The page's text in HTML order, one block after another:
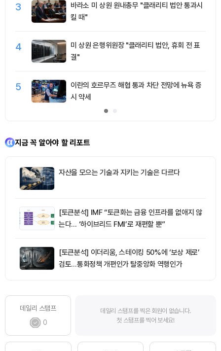
3
바라소 미 상원 원내총무 "클래리티 법안 통과시
킬 때"
4
미 상원 은행위원장 "클래리티 법안, 휴회 전 표
결"
5
이란의 호르무즈 해협 통과 차단 전망에 뉴욕 증
시 약세
지금 꼭 알아야 할 리포트
자산을 모으는 기술과 지키는 기술은 다르다
[토큰분석] IMF “토큰화는 금융 인프라를 없애지 않
는다… ‘하이브리드 FMI’로 재편할 뿐”
[토큰분석] 이더리움, 스테이킹 50%에 ‘보상 제로’
검토…통화정책 개편인가 탈중앙화 역행인가
데일리 스탬프
0
데일리 스탬프를 찍은 회원이 없습니다.
첫 스탬프를 찍어 보세요!